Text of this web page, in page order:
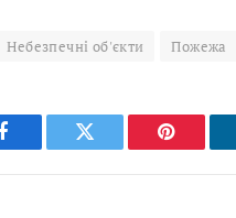
Небезпечні об'єкти Пожежа
Facebook Twitter Pinterest